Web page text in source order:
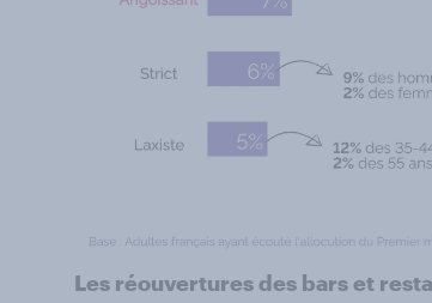
Les réouvertures des bars et